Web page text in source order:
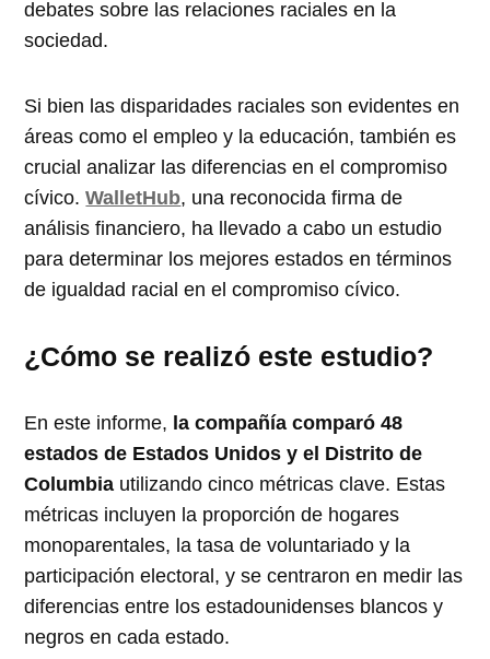
debates sobre las relaciones raciales en la
sociedad.
Si bien las disparidades raciales son evidentes en
áreas como el empleo y la educación, también es
crucial analizar las diferencias en el compromiso
cívico. WalletHub, una reconocida firma de
análisis financiero, ha llevado a cabo un estudio
para determinar los mejores estados en términos
de igualdad racial en el compromiso cívico.
¿Cómo se realizó este estudio?
En este informe, la compañía comparó 48
estados de Estados Unidos y el Distrito de
Columbia utilizando cinco métricas clave. Estas
métricas incluyen la proporción de hogares
monoparentales, la tasa de voluntariado y la
participación electoral, y se centraron en medir las
diferencias entre los estadounidenses blancos y
negros en cada estado.